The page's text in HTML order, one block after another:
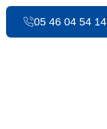
principal
05 46 04 54 14